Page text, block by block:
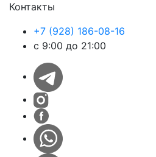
Контакты
+7 (928) 186-08-16
с 9:00 до 21:00